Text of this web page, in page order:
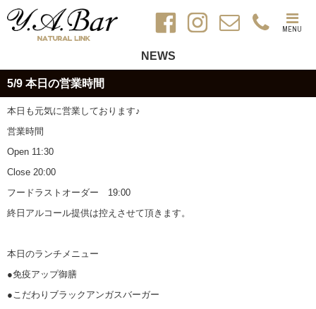
MENU
NEWS
5/9 本日の営業時間
本日も元気に営業しております♪
営業時間
Open 11:30
Close 20:00
フードラストオーダー 19:00
終日アルコール提供は控えさせて頂きます。
本日のランチメニュー
●免疫アップ御膳
●こだわりブラックアンガスバーガー